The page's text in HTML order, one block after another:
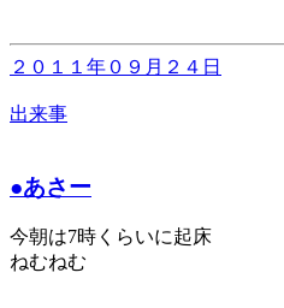
２０１１年０９月２４日
出来事
●あさー
今朝は7時くらいに起床
ねむねむ